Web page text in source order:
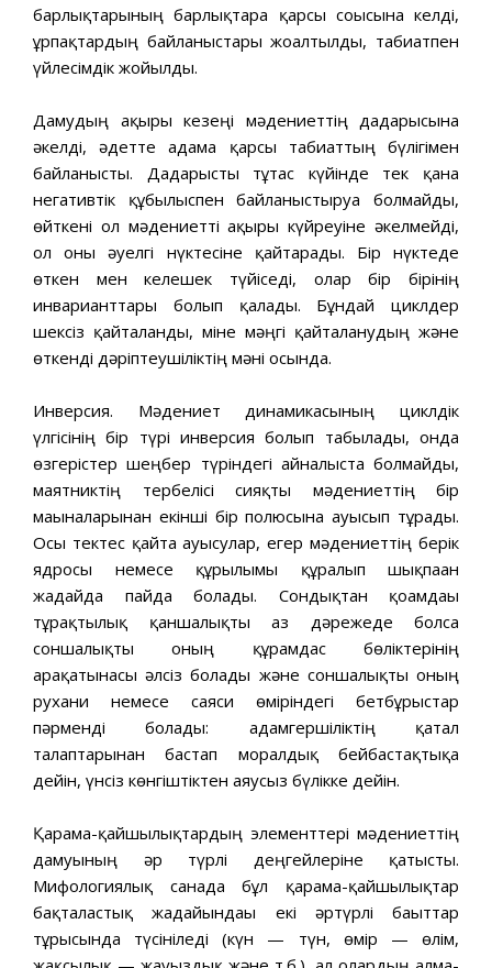
барлықтарының барлықтарға қарсы соғысына келді,
ұрпақтардың байланыстары жоғалтылды, табиғатпен
үйлесімдік жойылды.
Дамудың ақырғы кезеңі мәдениеттің дағдарысына
әкелді, әдетте адамға қарсы табиғаттың бүлігімен
байланысты. Дағдарысты тұтас күйінде тек қана
негативтік құбылыспен байланыстыруға болмайды,
өйткені ол мәдениетті ақырғы күйреуіне әкелмейді,
ол оны әуелгі нүктесіне қайтарады. Бір нүктеде
өткен мен келешек түйіседі, олар бір бірінің
инварианттары болып қалады. Бұндай циклдер
шексіз қайталанды, міне мәңгі қайталанудың және
өткенді дәріптеушіліктің мәні осында.
Инверсия. Мәдениет динамикасының циклдік
үлгісінің бір түрі инверсия болып табылады, онда
өзгерістер шеңбер түріндегі айналыста болмайды,
маятниктің тербелісі сияқты мәдениеттің бір
мағыналарынан екінші бір полюсына ауысып тұрады.
Осы тектес қайта ауысулар, егер мәдениеттің берік
ядросы немесе құрылымы құралып шықпаған
жағдайда пайда болады. Сондықтан қоғамдағы
тұрақтылық қаншалықты аз дәрежеде болса
соншалықты оның құрамдас бөліктерінің
арақатынасы әлсіз болады және соншалықты оның
рухани немесе саяси өміріндегі бетбұрыстар
пәрменді болады: адамгершіліктің қатал
талаптарынан бастап моралдық бейбастақтықа
дейін, үнсіз көнгіштіктен аяусыз бүлікке дейін.
Қарама-қайшылықтардың элементтері мәдениеттің
дамуының әр түрлі деңгейлеріне қатысты.
Мифологиялық санада бұл қарама-қайшылықтар
бақталастық жағдайындағы екі әртүрлі бағыттар
тұрғысында түсініледі (күн — түн, өмір — өлім,